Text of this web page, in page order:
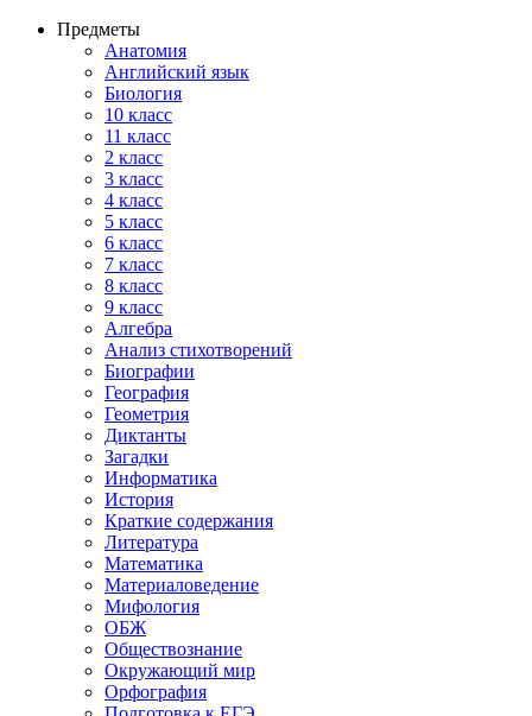
Предметы
Анатомия
Английский язык
Биология
10 класс
11 класс
2 класс
3 класс
4 класс
5 класс
6 класс
7 класс
8 класс
9 класс
Алгебра
Анализ стихотворений
Биографии
География
Геометрия
Диктанты
Загадки
Информатика
История
Краткие содержания
Литература
Математика
Материаловедение
Мифология
ОБЖ
Обществознание
Окружающий мир
Орфография